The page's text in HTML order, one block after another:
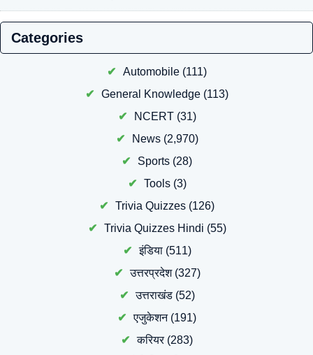
Categories
Automobile (111)
General Knowledge (113)
NCERT(31)
News(2,970)
Sports (28)
Tools(3)
Trivia Quizzes (126)
Trivia Quizzes Hindi (55)
इंडिया(511)
उत्तरप्रदेश(327)
उत्तराखंड(52)
एजुकेशन(191)
करियर(283)